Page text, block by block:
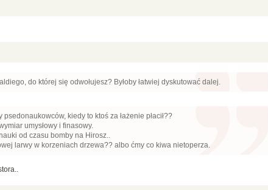
do której się odwołujesz? Byłoby łatwiej dyskutować dalej.
psedonaukowców, kiedy to ktoś za łażenie płacił??
umysłowy i finasowy.
od czasu bomby na Hirosz..
larwy w korzeniach drzewa?? albo ćmy co kiwa nietoperza.